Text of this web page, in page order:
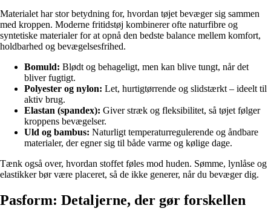
Materialet har stor betydning for, hvordan tøjet bevæger sig sammen
med kroppen. Moderne fritidstøj kombinerer ofte naturfibre og
syntetiske materialer for at opnå den bedste balance mellem komfort,
holdbarhed og bevægelsesfrihed.
Bomuld: Blødt og behageligt, men kan blive tungt, når det
bliver fugtigt.
Polyester og nylon: Let, hurtigtørrende og slidstærkt – ideelt til
aktiv brug.
Elastan (spandex): Giver stræk og fleksibilitet, så tøjet følger
kroppens bevægelser.
Uld og bambus: Naturligt temperaturregulerende og åndbare
materialer, der egner sig til både varme og kølige dage.
Tænk også over, hvordan stoffet føles mod huden. Sømme, lynlåse og
elastikker bør være placeret, så de ikke generer, når du bevæger dig.
Pasform: Detaljerne, der gør forskellen